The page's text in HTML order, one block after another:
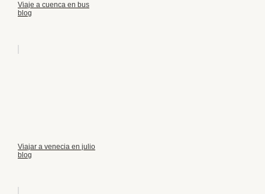
Viaje a cuenca en bus
blog
Viajar a venecia en julio
blog